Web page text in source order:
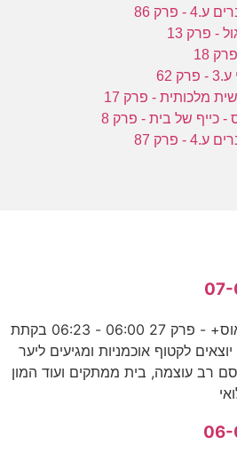
מועדון החברים של מיקי מאוס+ - פרק 27 06:00 - 06:23 בקתת
לקטוף אוכמניות ומגיעים ליער
רב עוצמה, בית ממתקים ועוד המון